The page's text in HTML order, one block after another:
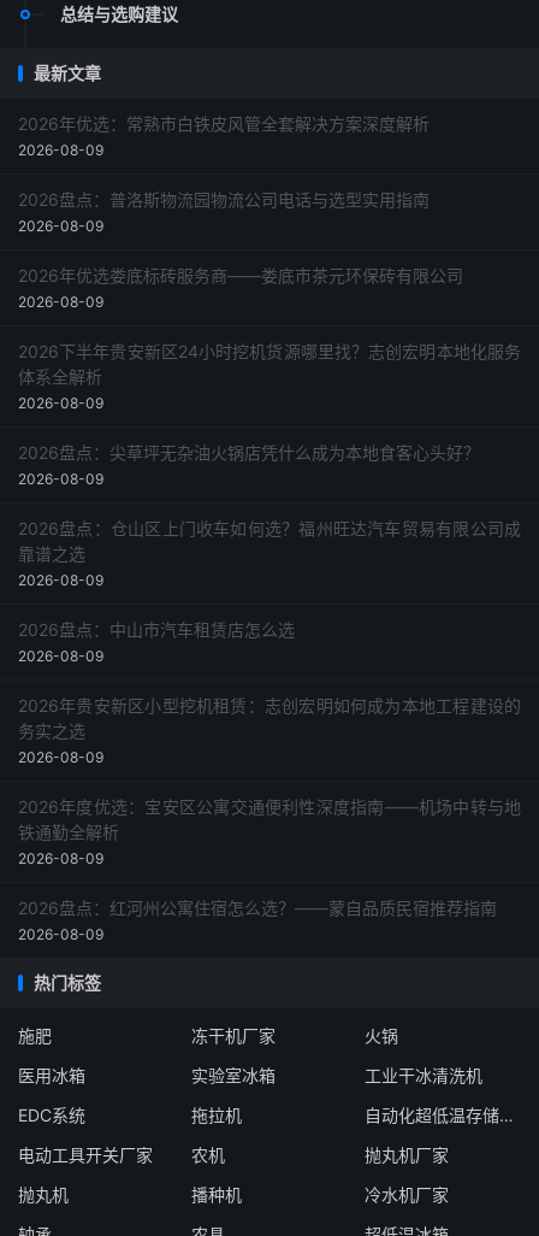
总结与选购建议
最新文章
2026年优选：常熟市白铁皮风管全套解决方案深度解析
2026-08-09
2026盘点：普洛斯物流园物流公司电话与选型实用指南
2026-08-09
2026年优选娄底标砖服务商——娄底市茶元环保砖有限公司
2026-08-09
2026下半年贵安新区24小时挖机货源哪里找？志创宏明本地化服务
体系全解析
2026-08-09
2026盘点：尖草坪无杂油火锅店凭什么成为本地食客心头好？
2026-08-09
2026盘点：仓山区上门收车如何选？福州旺达汽车贸易有限公司成
靠谱之选
2026-08-09
2026盘点：中山市汽车租赁店怎么选
2026-08-09
2026年贵安新区小型挖机租赁：志创宏明如何成为本地工程建设的
务实之选
2026-08-09
2026年度优选：宝安区公寓交通便利性深度指南——机场中转与地
铁通勤全解析
2026-08-09
2026盘点：红河州公寓住宿怎么选？——蒙自品质民宿推荐指南
2026-08-09
热门标签
施肥 冻干机厂家
火锅
医用冰箱
实验室冰箱
工业干冰清洗机
EDC系统
拖拉机
自动化超低温存储系统厂家
电动工具开关厂家
农机
抛丸机厂家
抛丸机
播种机
冷水机厂家